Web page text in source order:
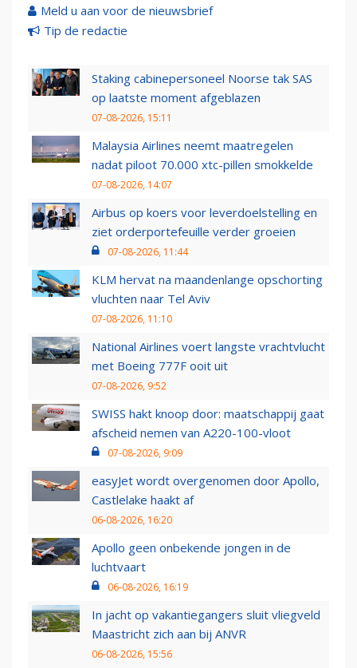
Meld u aan voor de nieuwsbrief
Tip de redactie
Staking cabinepersoneel Noorse tak SAS
op laatste moment afgeblazen
07-08-2026, 15:11
Malaysia Airlines neemt maatregelen
nadat piloot 70.000 xtc-pillen smokkelde
07-08-2026, 14:07
Airbus op koers voor leverdoelstelling en
ziet orderportefeuille verder groeien
07-08-2026, 11:44
KLM hervat na maandenlange opschorting
vluchten naar Tel Aviv
07-08-2026, 11:10
National Airlines voert langste vrachtvlucht
met Boeing 777F ooit uit
07-08-2026, 9:52
SWISS hakt knoop door: maatschappij gaat
afscheid nemen van A220-100-vloot
07-08-2026, 9:09
easyJet wordt overgenomen door Apollo,
Castlelake haakt af
06-08-2026, 16:20
Apollo geen onbekende jongen in de
luchtvaart
06-08-2026, 16:19
In jacht op vakantiegangers sluit vliegveld
Maastricht zich aan bij ANVR
06-08-2026, 15:56